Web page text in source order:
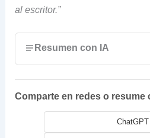
al escritor.”
Resumen con IA
Comparte en redes o resume
ChatGPT